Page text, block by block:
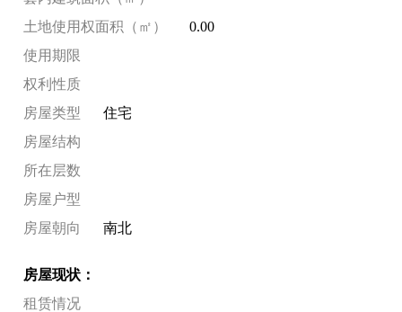
土地使用权面积（㎡）
0.00
使用期限
权利性质
房屋类型
住宅
房屋结构
所在层数
房屋户型
房屋朝向
南北
房屋现状：
租赁情况